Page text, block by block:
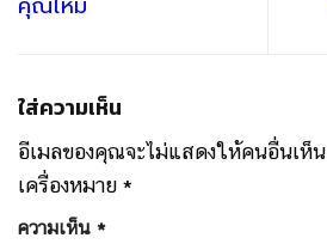
ใส่ความเห็น
อีเมลของคุณจะไม่แสดงให้คนอื่นเห็น
เครื่องหมาย *
ความเห็น *